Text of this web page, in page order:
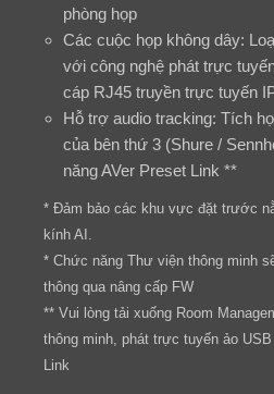
phòng họp
Các cuộc họp không dây:
với công nghệ phát trực
cáp RJ45 truyền trực tuyến
Hỗ trợ audio tracking: Tích
của bên thứ 3 (Shure /
năng AVer Preset Link **
* Đảm bảo các khu vực đặt trước
kính AI.
* Chức năng Thư viện thông minh
thông qua nâng cấp FW
** Vui lòng tải xuống Room
thông minh, phát trực tuyến ảo
Link